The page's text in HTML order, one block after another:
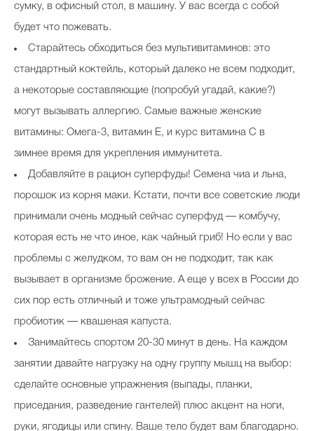
сумку, в офисный стол, в машину. У вас всегда с собой
будет что пожевать.
Старайтесь обходиться без мультивитаминов: это
стандартный коктейль, который далеко не всем подходит,
а некоторые составляющие (попробуй угадай, какие?)
могут вызывать аллергию. Самые важные женские
витамины: Омега-3, витамин Е, и курс витамина С в
зимнее время для укрепления иммунитета.
Добавляйте в рацион суперфуды! Семена чиа и льна,
порошок из корня маки. Кстати, почти все советские люди
принимали очень модный сейчас суперфуд — комбучу,
которая есть не что иное, как чайный гриб! Но если у вас
проблемы с желудком, то вам он не подходит, так как
вызывает в организме брожение. А еще у всех в России до
сих пор есть отличный и тоже ультрамодный сейчас
пробиотик — квашеная капуста.
Занимайтесь спортом 20-30 минут в день. На каждом
занятии давайте нагрузку на одну группу мышц на выбор:
сделайте основные упражнения (выпады, планки,
приседания, разведение гантелей) плюс акцент на ноги,
руки, ягодицы или спину. Ваше тело будет вам благодарно.